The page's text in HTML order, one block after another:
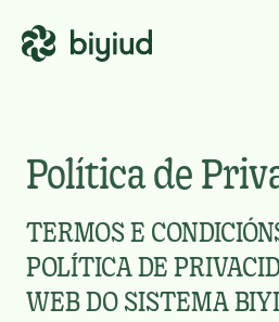
EcoRating de
Para
Para
Política de
TERMOS E
POLÍTICA DE
WEB DO SISTEMA